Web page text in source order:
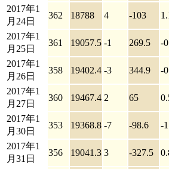
2017年1
月24日
362 18788 4 -103
2017年1
月25日
361 19057.5 -1 269.5 -
2017年1
月26日
358 19402.4 -3 344.9 -
2017年1
月27日
360 19467.4 2 65
2017年1
月30日
353 19368.8 -7 -98.6 -
2017年1
月31日
356 19041.3 3 -327.5